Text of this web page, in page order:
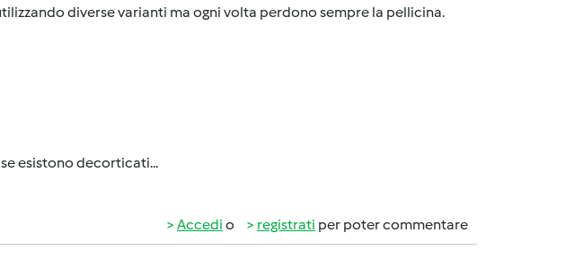
diverse varianti ma ogni volta perdono sempre la pellicina.
esistono decorticati...
Accedi o registrati per poter commentare